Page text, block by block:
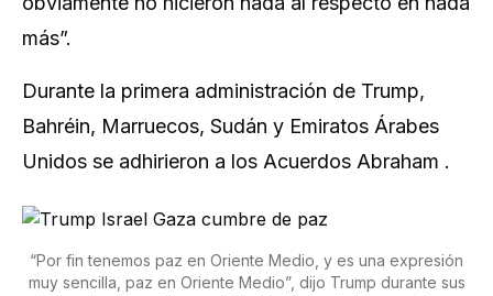
más”.
Durante la primera administración de Trump,
Bahréin, Marruecos, Sudán y Emiratos Árabes
Unidos se adhirieron a los Acuerdos Abraham .
“Por fin tenemos paz en Oriente Medio, y es una expresión
muy sencilla, paz en Oriente Medio”, dijo Trump durante sus